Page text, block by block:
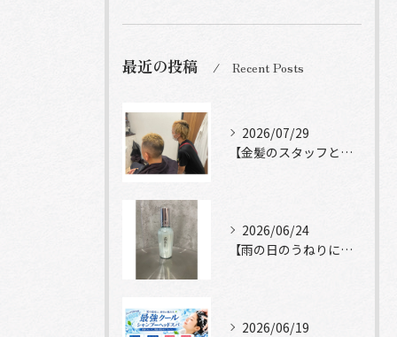
最近の投稿 Recent Posts
2026/07/29
【金髪のスタッフと常連様ショット】
2026/06/24
【雨の日のうねりにストレートロック】
2026/06/19